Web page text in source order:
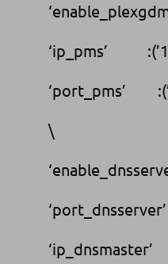
‘ip_pms’
‘port_pms’
\
‘port_dnsserver’
‘ip_dnsmaster’